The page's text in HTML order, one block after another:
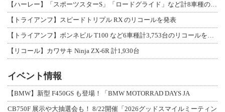
【ハーレー】「スポーツスターS」「ロードグライド」など計8車種のリコールを発表
【トライアンフ】スピードトリプル RX のリコールを発表
【トライアンフ】ボンネビル T100 など6車種計3,753台のリコールを発表
【リコール】カワサキ Ninja ZX-6R 計1,930台
イベント情報
【BMW】新型 F450GS も登場！「BMW MOTORRAD DAYS JA
CB750F 展示や大抽選会も！ 8/22開催「2026グッドスマイルミーティン